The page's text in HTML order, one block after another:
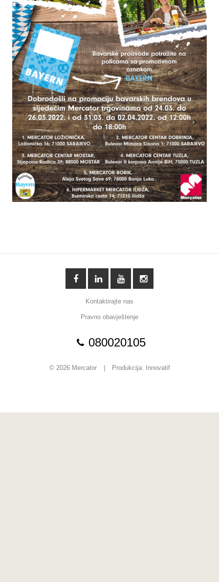
Kontaktirajte nas
Pravno obavještenje
080020105
© 2026 Mercator | Produkcija: Innovatif